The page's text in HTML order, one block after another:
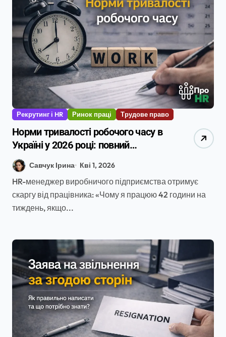
Рекрутинг і HR Ринок праці Трудове право
Норми тривалості робочого часу в
Україні у 2026 році: повний
практичний гайд для HR
Савчук Ірина Кві 1, 2026
HR-менеджер виробничого підприємства отримує
скаргу від працівника: «Чому я працюю 42 години на
тиждень, якщо...